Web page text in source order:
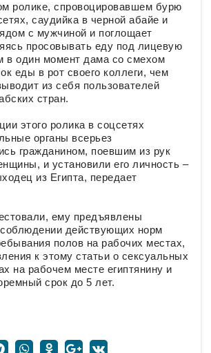
ролике, спровоцировавшем бурю
саудийка в черной абайе и
с мужчиной и поглощает
просовывать еду под лицевую
в один момент дама со смехом
еды в рот своего коллеги, чем
из себя пользователей
стран.
этого ролика в соцсетях
органы всерьез
гражданином, поевшим из рук
и установили его личность –
из Египта, передает
ему предъявлены
действующих норм
полов на рабочих местах,
к этому статьи о сексуальных
на рабочем месте египтянину и
срок до 5 лет.